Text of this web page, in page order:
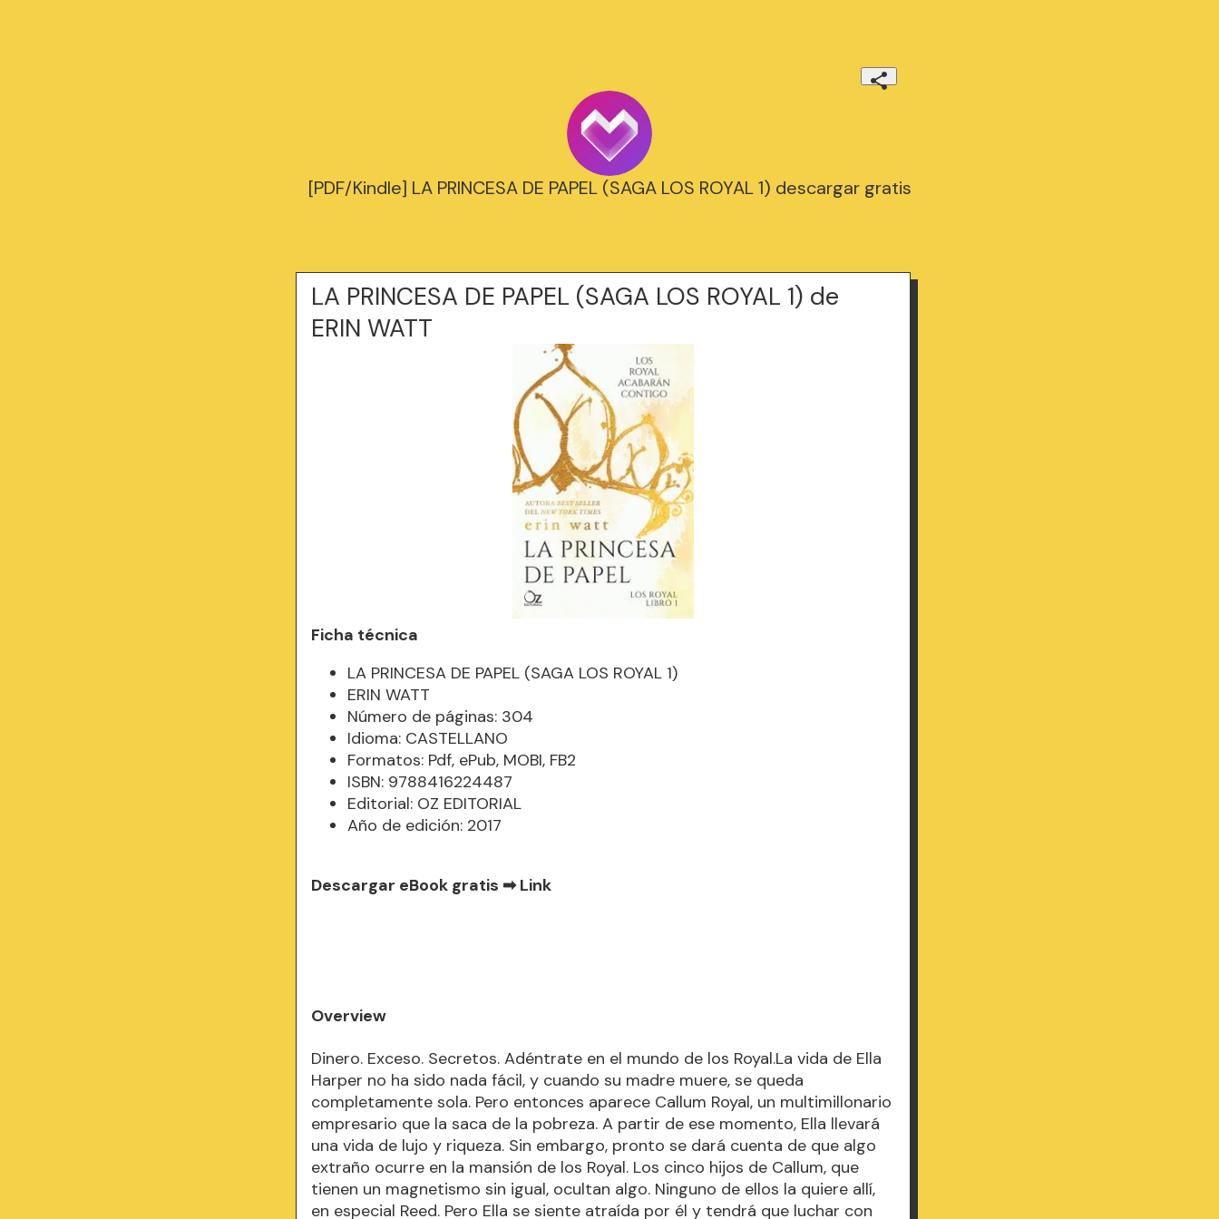
[PDF/Kindle] LA PRINCESA DE PAPEL (SAGA LOS ROYAL 1) descargar gratis
LA PRINCESA DE PAPEL (SAGA LOS ROYAL 1) de
ERIN WATT
Ficha técnica
LA PRINCESA DE PAPEL (SAGA LOS ROYAL 1)
ERIN WATT
Número de páginas: 304
Idioma: CASTELLANO
Formatos: Pdf, ePub, MOBI, FB2
ISBN: 9788416224487
Editorial: OZ EDITORIAL
Año de edición: 2017
Descargar eBook gratis ➡Link
Overview
Dinero. Exceso. Secretos. Adéntrate en el mundo de los Royal.La vida de Ella
Harper no ha sido nada fácil, y cuando su madre muere, se queda
completamente sola. Pero entonces aparece Callum Royal, un multimillonario
empresario que la saca de la pobreza. A partir de ese momento, Ella llevará
una vida de lujo y riqueza. Sin embargo, pronto se dará cuenta de que algo
extraño ocurre en la mansión de los Royal. Los cinco hijos de Callum, que
tienen un magnetismo sin igual, ocultan algo. Ninguno de ellos la quiere allí,
en especial Reed. Pero Ella se siente atraída por él y tendrá que luchar con